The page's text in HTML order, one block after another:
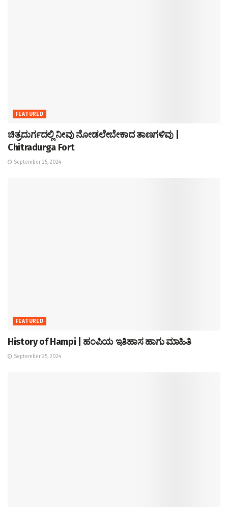
FEATURED
ಚಿತ್ರದುರ್ಗದಲ್ಲಿ ನೀವು ನೋಡಲೇಬೇಕಾದ ತಾಣಗಳಿವು |
Chitradurga Fort
September 25, 2024
FEATURED
History of Hampi | ಹಂಪಿಯ ಇತಿಹಾಸ ಹಾಗು ಮಾಹಿತಿ
September 25, 2024